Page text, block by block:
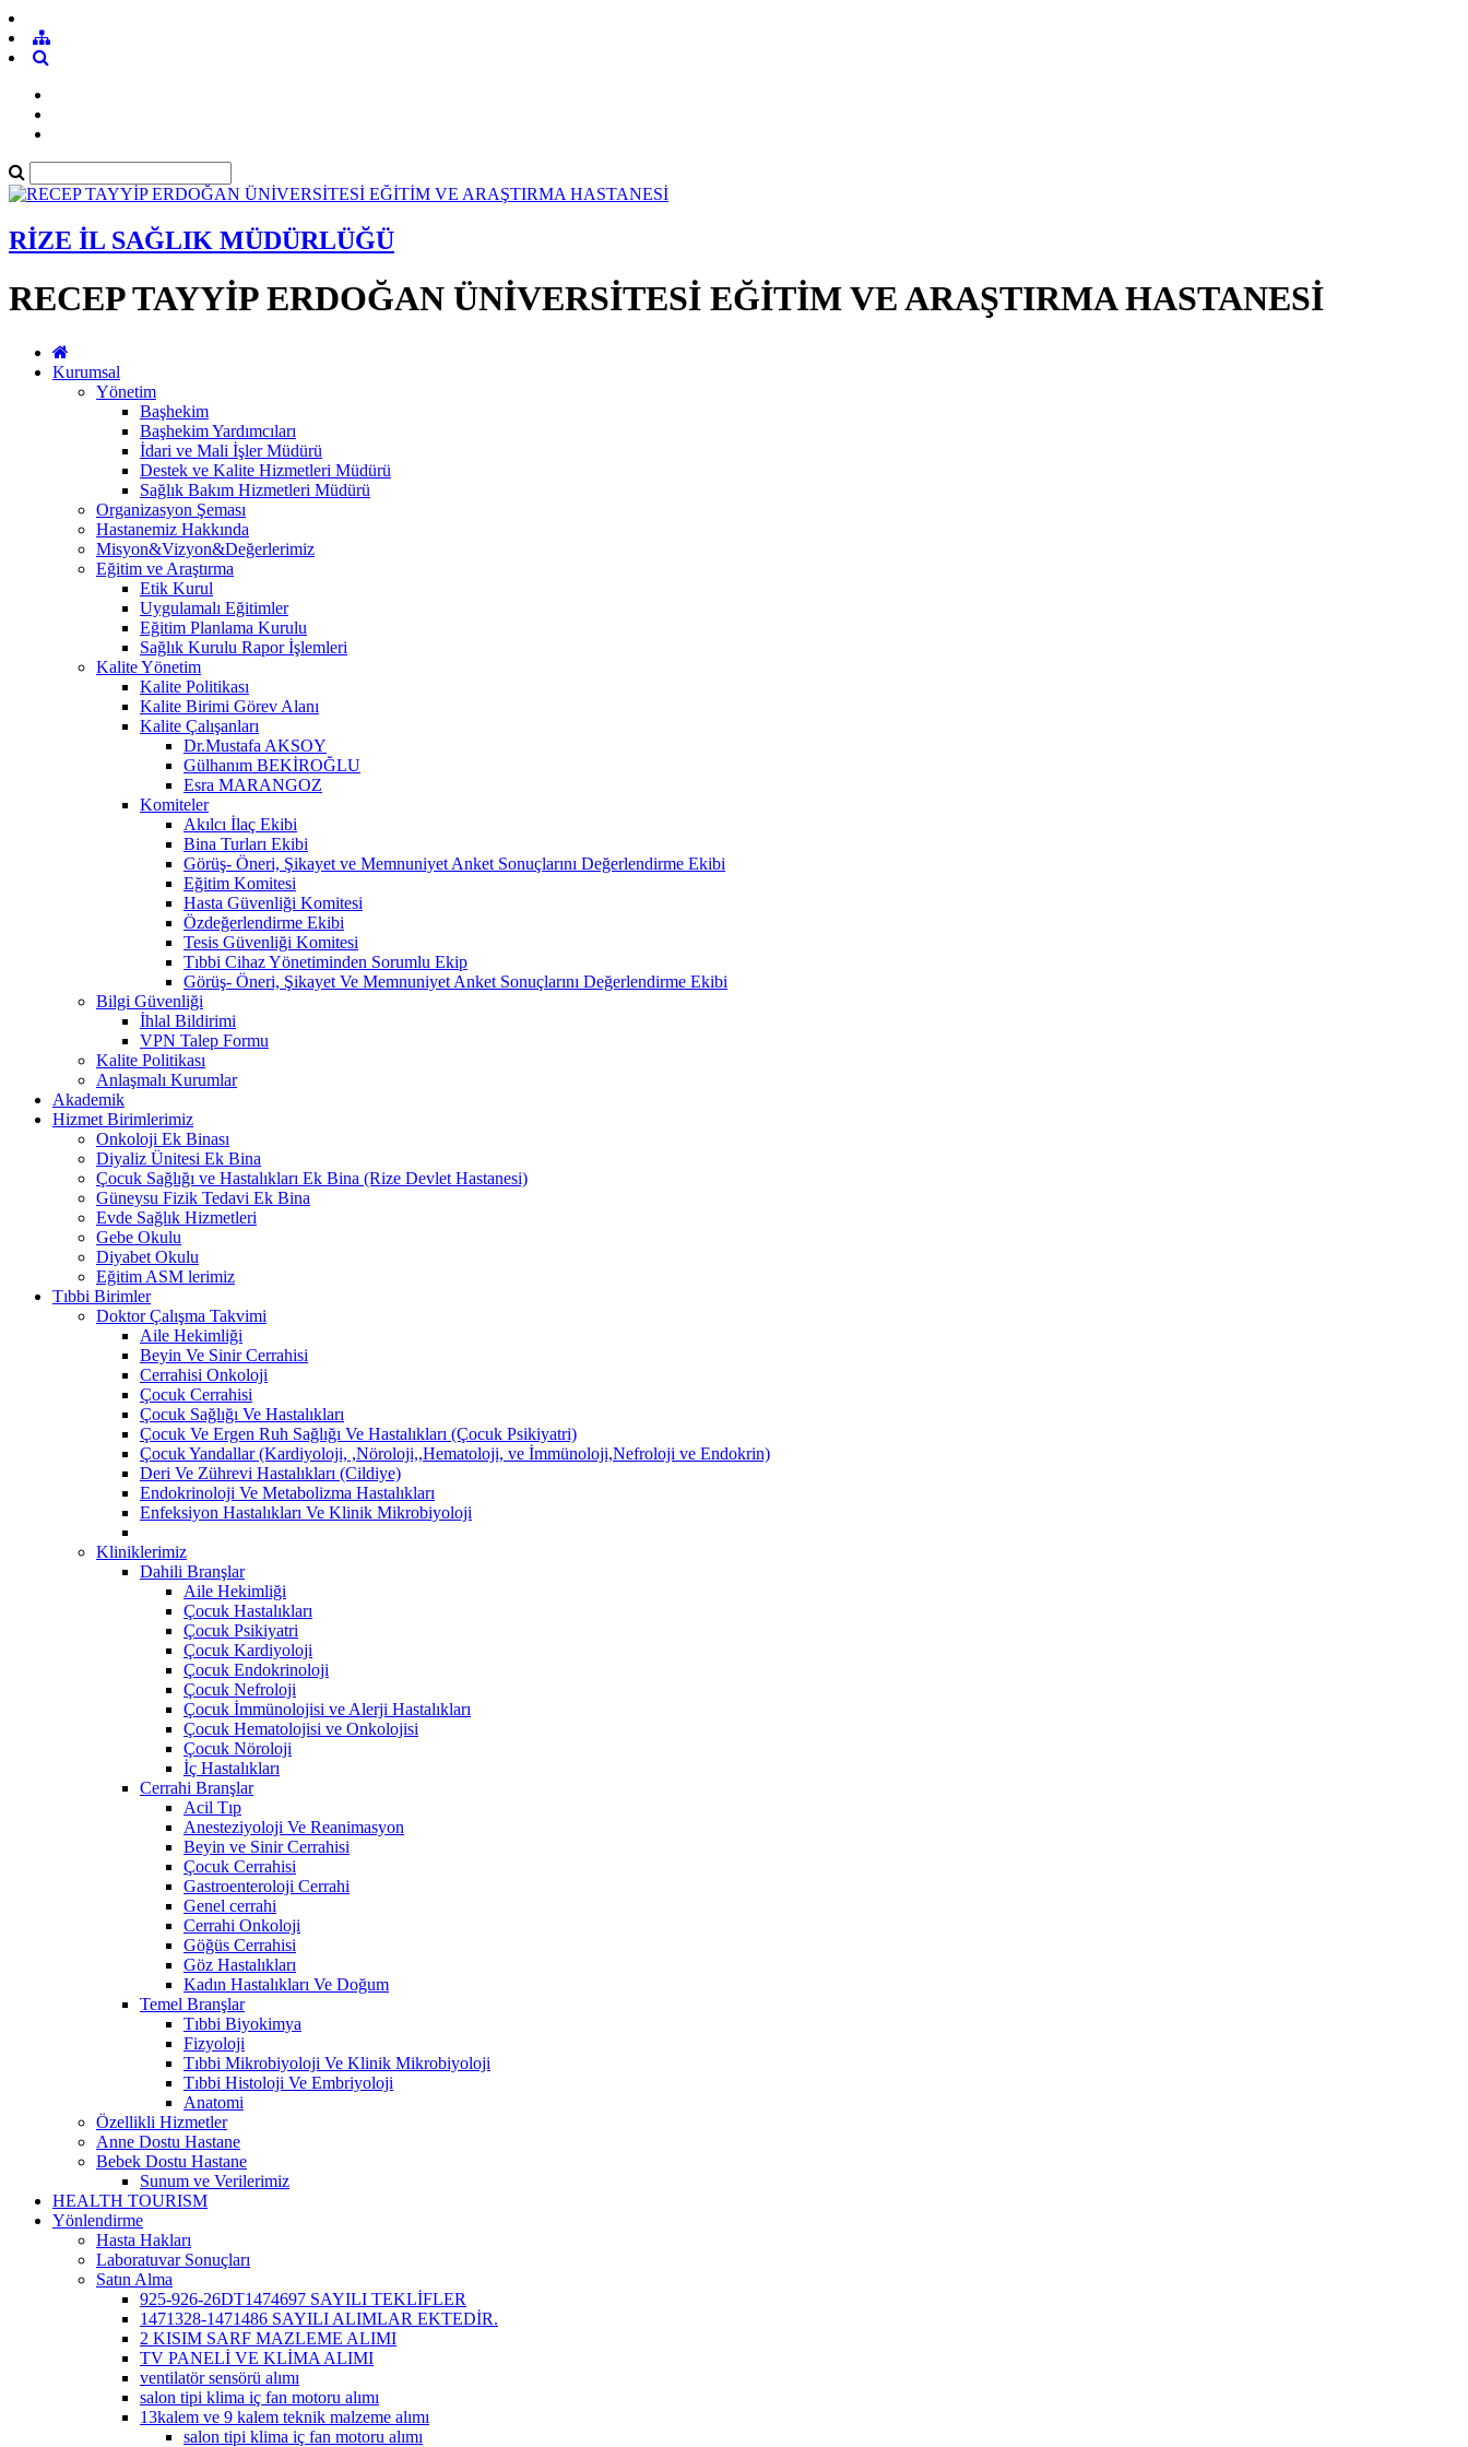
RİZE İL SAĞLIK MÜDÜRLÜĞÜ
RECEP TAYYİP ERDOĞAN ÜNİVERSİTESİ EĞİTİM VE ARAŞTIRMA HASTANESİ
Kurumsal
Yönetim
Başhekim
Başhekim Yardımcıları
İdari ve Mali İşler Müdürü
Destek ve Kalite Hizmetleri Müdürü
Sağlık Bakım Hizmetleri Müdürü
Organizasyon Şeması
Hastanemiz Hakkında
Misyon&Vizyon&Değerlerimiz
Eğitim ve Araştırma
Etik Kurul
Uygulamalı Eğitimler
Eğitim Planlama Kurulu
Sağlık Kurulu Rapor İşlemleri
Kalite Yönetim
Kalite Politikası
Kalite Birimi Görev Alanı
Kalite Çalışanları
Dr.Mustafa AKSOY
Gülhanım BEKİROĞLU
Esra MARANGOZ
Komiteler
Akılcı İlaç Ekibi
Bina Turları Ekibi
Görüş- Öneri, Şikayet ve Memnuniyet Anket Sonuçlarını Değerlendirme Ekibi
Eğitim Komitesi
Hasta Güvenliği Komitesi
Özdeğerlendirme Ekibi
Tesis Güvenliği Komitesi
Tıbbi Cihaz Yönetiminden Sorumlu Ekip
Görüş- Öneri, Şikayet Ve Memnuniyet Anket Sonuçlarını Değerlendirme Ekibi
Bilgi Güvenliği
İhlal Bildirimi
VPN Talep Formu
Kalite Politikası
Anlaşmalı Kurumlar
Akademik
Hizmet Birimlerimiz
Onkoloji Ek Binası
Diyaliz Ünitesi Ek Bina
Çocuk Sağlığı ve Hastalıkları Ek Bina (Rize Devlet Hastanesi)
Güneysu Fizik Tedavi Ek Bina
Evde Sağlık Hizmetleri
Gebe Okulu
Diyabet Okulu
Eğitim ASM lerimiz
Tıbbi Birimler
Doktor Çalışma Takvimi
Aile Hekimliği
Beyin Ve Sinir Cerrahisi
Cerrahisi Onkoloji
Çocuk Cerrahisi
Çocuk Sağlığı Ve Hastalıkları
Çocuk Ve Ergen Ruh Sağlığı Ve Hastalıkları (Çocuk Psikiyatri)
Çocuk Yandallar (Kardiyoloji, ,Nöroloji,,Hematoloji, ve İmmünoloji,Nefroloji ve Endokrin)
Deri Ve Zührevi Hastalıkları (Cildiye)
Endokrinoloji Ve Metabolizma Hastalıkları
Enfeksiyon Hastalıkları Ve Klinik Mikrobiyoloji
Kliniklerimiz
Dahili Branşlar
Aile Hekimliği
Çocuk Hastalıkları
Çocuk Psikiyatri
Çocuk Kardiyoloji
Çocuk Endokrinoloji
Çocuk Nefroloji
Çocuk İmmünolojisi ve Alerji Hastalıkları
Çocuk Hematolojisi ve Onkolojisi
Çocuk Nöroloji
İç Hastalıkları
Cerrahi Branşlar
Acil Tıp
Anesteziyoloji Ve Reanimasyon
Beyin ve Sinir Cerrahisi
Çocuk Cerrahisi
Gastroenteroloji Cerrahi
Genel cerrahi
Cerrahi Onkoloji
Göğüs Cerrahisi
Göz Hastalıkları
Kadın Hastalıkları Ve Doğum
Temel Branşlar
Tıbbi Biyokimya
Fizyoloji
Tıbbi Mikrobiyoloji Ve Klinik Mikrobiyoloji
Tıbbi Histoloji Ve Embriyoloji
Anatomi
Özellikli Hizmetler
Anne Dostu Hastane
Bebek Dostu Hastane
Sunum ve Verilerimiz
HEALTH TOURISM
Yönlendirme
Hasta Hakları
Laboratuvar Sonuçları
Satın Alma
925-926-26DT1474697 SAYILI TEKLİFLER
1471328-1471486 SAYILI ALIMLAR EKTEDİR.
2 KISIM SARF MAZLEME ALIMI
TV PANELİ VE KLİMA ALIMI
ventilatör sensörü alımı
salon tipi klima iç fan motoru alımı
13kalem ve 9 kalem teknik malzeme alımı
salon tipi klima iç fan motoru alımı